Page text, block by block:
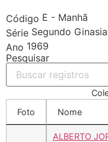
Código E - Manhã
Série Segundo
Ano 1969
Pesquisar
Foto
Nome
ALBERTO